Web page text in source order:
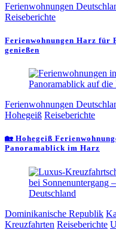
Ferienwohnungen
Reiseberichte
Ferienwohnungen Harz
genießen
Ferienwohnungen
Hohegeiß Reiseberichte
🏡 Hohegeiß
Panoramablick im Harz
Dominikanische Republik
Kreuzfahrten Reiseberichte